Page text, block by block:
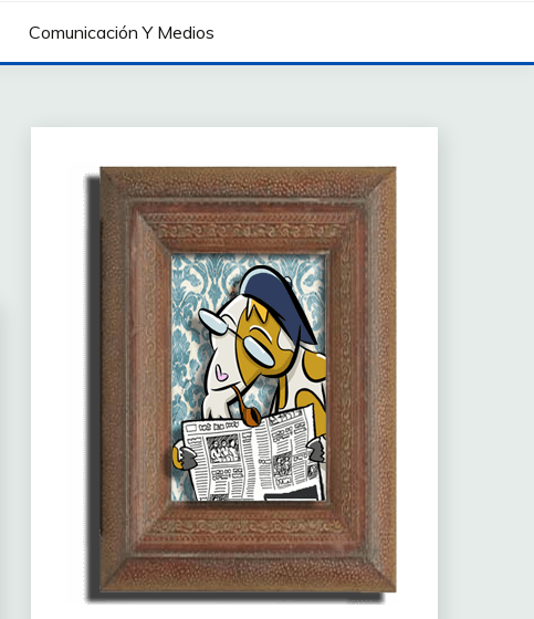
Comunicación Y Medios